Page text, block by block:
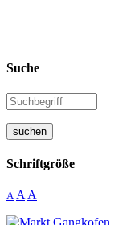
Suche
suchen
Schriftgröße
A A A